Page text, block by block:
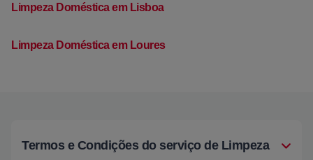
Limpeza Doméstica em Lisboa
Limpeza Doméstica em Loures
Termos e Condições do serviço de Limpeza